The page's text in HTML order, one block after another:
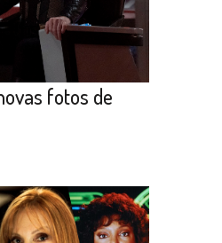
fotos de